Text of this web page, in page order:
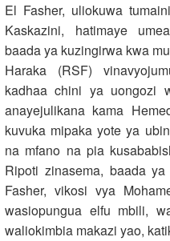
El Fasher, uliokuwa
Kaskazini, hatimaye
baada ya kuzingirwa kwa
Haraka (RSF)
kadhaa chini ya uongozi
anayejulikana kama
kuvuka mipaka yote ya
na mfano na pia
Ripoti zinasema, baada
Fasher, vikosi vya
wasiopungua elfu mbili,
waliokimbia makazi yao,